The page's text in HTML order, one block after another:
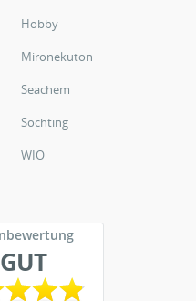
Hobby
Mironekuton
Seachem
Söchting
WIO